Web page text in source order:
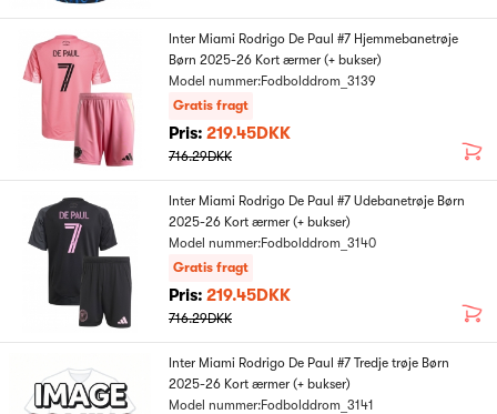
Inter Miami Rodrigo De Paul #7 Hjemmebanetrøje
Børn 2025-26 Kort ærmer (+ bukser)
Model nummer:Fodbolddrom_3139
Gratis fragt
Pris: 219.45DKK
716.29DKK
Inter Miami Rodrigo De Paul #7 Udebanetrøje Børn
2025-26 Kort ærmer (+ bukser)
Model nummer:Fodbolddrom_3140
Gratis fragt
Pris: 219.45DKK
716.29DKK
Inter Miami Rodrigo De Paul #7 Tredje trøje Børn
2025-26 Kort ærmer (+ bukser)
Model nummer:Fodbolddrom_3141